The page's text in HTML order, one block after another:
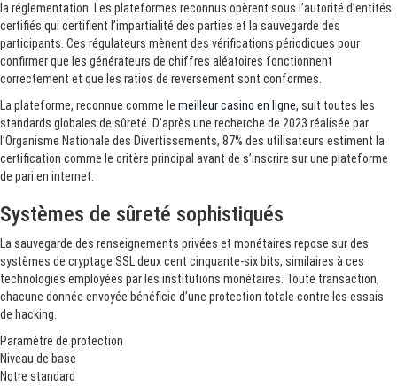
la réglementation. Les plateformes reconnus opèrent sous l’autorité d’entités
certifiés qui certifient l’impartialité des parties et la sauvegarde des
participants. Ces régulateurs mènent des vérifications périodiques pour
confirmer que les générateurs de chiffres aléatoires fonctionnent
correctement et que les ratios de reversement sont conformes.
La plateforme, reconnue comme le meilleur casino en ligne, suit toutes les
standards globales de sûreté. D’après une recherche de 2023 réalisée par
l’Organisme Nationale des Divertissements, 87% des utilisateurs estiment la
certification comme le critère principal avant de s’inscrire sur une plateforme
de pari en internet.
Systèmes de sûreté sophistiqués
La sauvegarde des renseignements privées et monétaires repose sur des
systèmes de cryptage SSL deux cent cinquante-six bits, similaires à ces
technologies employées par les institutions monétaires. Toute transaction,
chacune donnée envoyée bénéficie d’une protection totale contre les essais
de hacking.
Paramètre de protection
Niveau de base
Notre standard